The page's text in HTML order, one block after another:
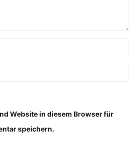
Website in diesem Browser für
speichern.